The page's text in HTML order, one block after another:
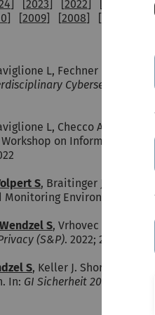
] [2023] [2022] [
] [2009] [2008] [
L, Fechner B.
Cybersecurity
L, Checco A, Mileva
on Information
S, Braitinger J,
Monitoring Environments.
Wendzel S, Vrhovec S, Mileva
(S&P). 2022;
S, Keller J. Short Paper:
In: GI Sicherheit 2022 —